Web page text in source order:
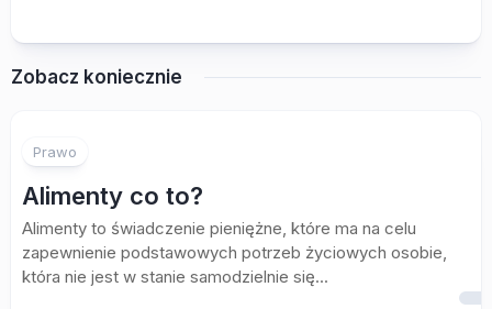
Zobacz koniecznie
Prawo
Alimenty co to?
Alimenty to świadczenie pieniężne, które ma na celu
zapewnienie podstawowych potrzeb życiowych osobie,
która nie jest w stanie samodzielnie się...